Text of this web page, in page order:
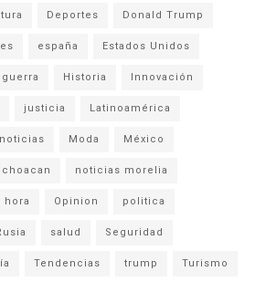
Deportes Donald Trump
españa Estados Unidos
guerra Historia Innovación
justicia Latinoamérica
Moda México
noticias morelia
hora Opinion politica
salud Seguridad
Tendencias trump Turismo